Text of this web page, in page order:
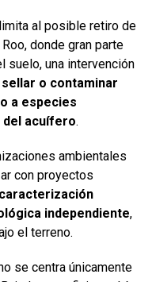
al posible retiro de
donde gran parte
suelo, una intervención
o contaminar
a especies
del acuífero.
ambientales
con proyectos
caracterización
independiente,
el terreno.
se centra únicamente